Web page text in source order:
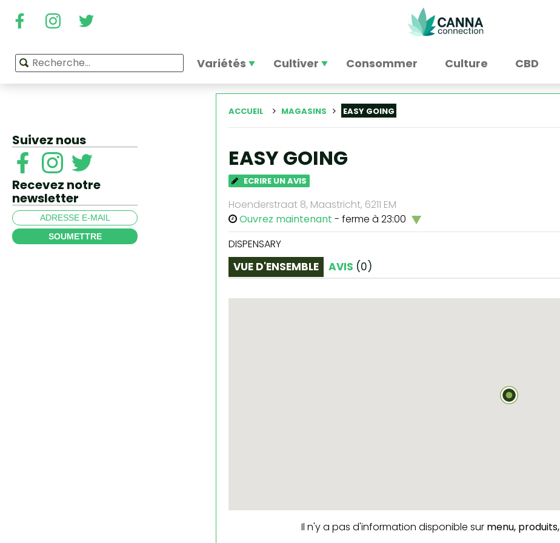
Variétés Cultiver Consommer Culture CBD
Suivez nous
Recevez notre
newsletter
SOUMETTRE
ACCUEIL MAGASINS EASY GOING
EASY GOING
ECRIRE UN AVIS
Hoenderstraat 8, Maastricht, 6211 EM
Ouvrez maintenant - ferme à 23:00
DISPENSARY
VUE D'ENSEMBLE AVIS (0)
Il n'y a pas d'information disponible sur menu, produits,